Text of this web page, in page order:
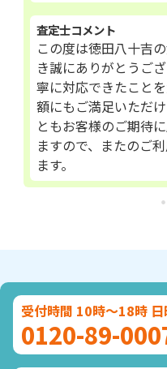
査定士コメント
この度は徳田八十吉
き誠にありがとうご
寧に対応できたこと
額にもご満足いただ
ともお客様のご期待
ますので、またのご
ます。
受付時間 10時～18時
0120-89-